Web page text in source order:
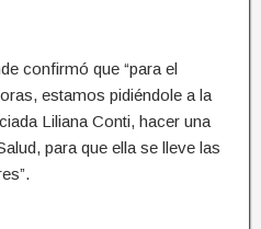
confirmó que “para el
estamos pidiéndole a la
Liliana Conti, hacer una
para que ella se lleve las